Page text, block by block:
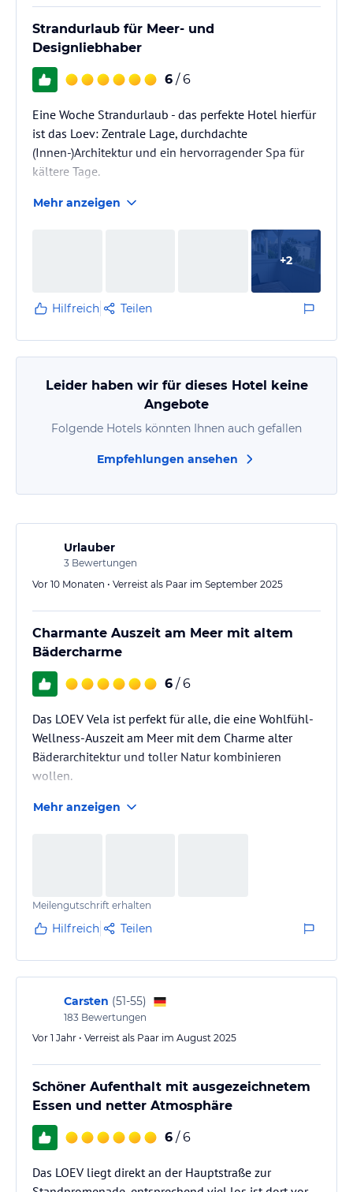
Strandurlaub für Meer- und
Designliebhaber
6 / 6
Eine Woche Strandurlaub - das perfekte Hotel hierfür
ist das Loev: Zentrale Lage, durchdachte
(Innen-)Architektur und ein hervorragender Spa für
kältere Tage.
Mehr anzeigen
+2
Hilfreich Teilen
Leider haben wir für dieses Hotel keine
Angebote
Folgende Hotels könnten Ihnen auch gefallen
Empfehlungen ansehen
Urlauber
3 Bewertungen
Vor 10 Monaten • Verreist als Paar im September 2025
Charmante Auszeit am Meer mit altem
Bädercharme
6 / 6
Das LOEV Vela ist perfekt für alle, die eine Wohlfühl-
Wellness-Auszeit am Meer mit dem Charme alter
Bäderarchitektur und toller Natur kombinieren
wollen.
Mehr anzeigen
Meilengutschrift erhalten
Hilfreich Teilen
Carsten (51-55)
183 Bewertungen
Vor 1 Jahr • Verreist als Paar im August 2025
Schöner Aufenthalt mit ausgezeichnetem
Essen und netter Atmosphäre
6 / 6
Das LOEV liegt direkt an der Hauptstraße zur